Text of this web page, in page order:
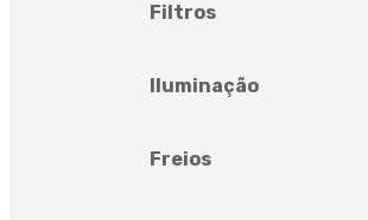
Filtros
Iluminação
Freios